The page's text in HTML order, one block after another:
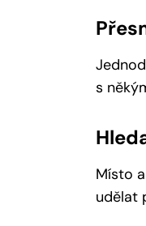
s
Místo
udělat